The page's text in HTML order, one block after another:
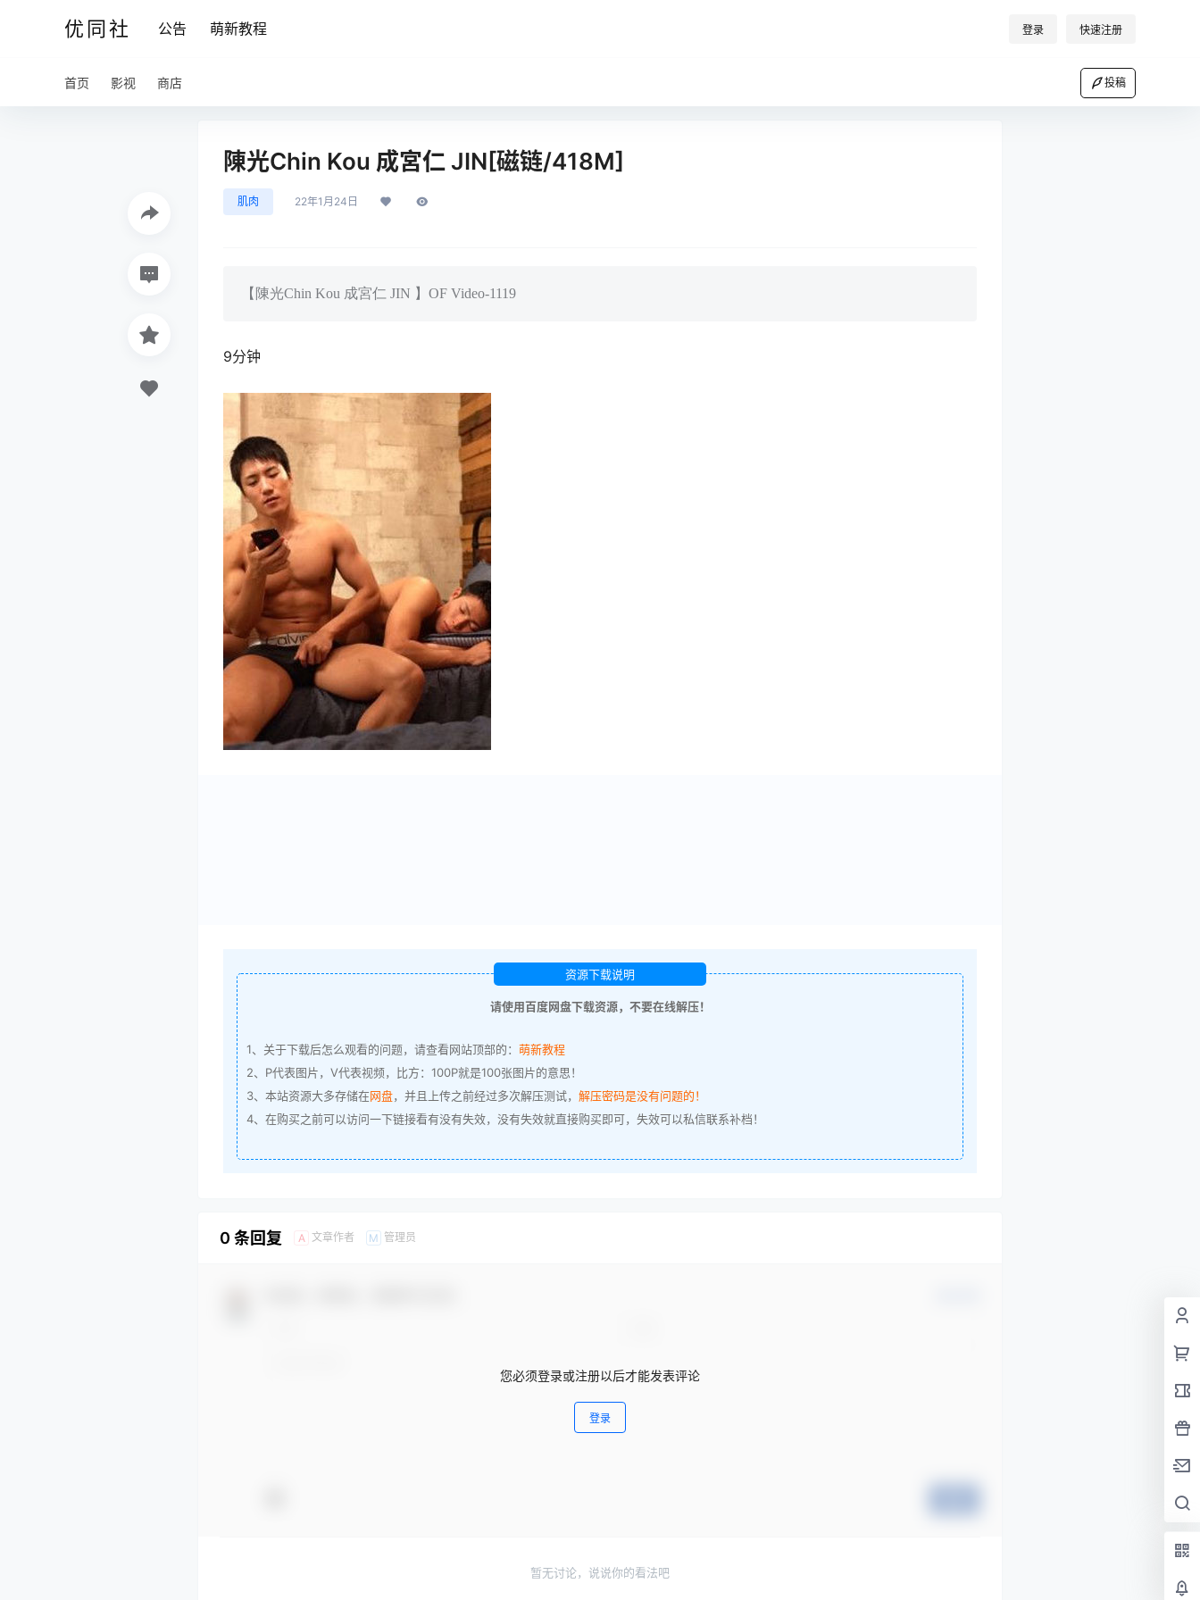
优同社 公告 萌新教程 登录 快速注册
首页 影视 商店 投稿
陳光Chin Kou 成宮仁 JIN[磁链/418M]
肌肉 22年1月24日
【陳光Chin Kou 成宮仁 JIN 】OF Video-1119
9分钟
资源下载说明
请使用百度网盘下载资源，不要在线解压！
1、关于下载后怎么观看的问题，请查看网站顶部的： 萌新教程
2、P代表图片，V代表视频，比方：100P就是100张图片的意思！
3、本站资源大多存储在网盘，并且上传之前经过多次解压测试， 解压密码是没有问题的！
4、在购买之前可以访问一下链接看有没有失效，没有失效就直接购买即可，失效可以私信联系补档！
0 条回复 A 文章作者 M 管理员
您必须登录或注册以后才能发表评论
登录
暂无讨论，说说你的看法吧